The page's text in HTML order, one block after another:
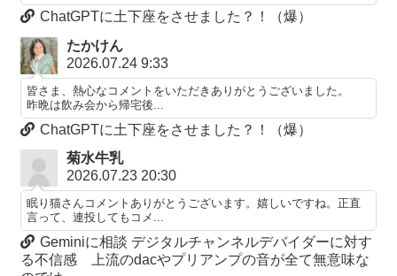
ChatGPTに土下座をさせました？！（爆）
たかけん
2026.07.24 9:33
皆さま、熱心なコメントをいただきありがとうございました。
昨晩は飲み会から帰宅後...
ChatGPTに土下座をさせました？！（爆）
菊水牛乳
2026.07.23 20:30
眠り猫さんコメントありがとうございます。嬉しいですね。正直
言って、連投してもコメ...
Geminiに相談 デジタルチャンネルデバイダーに対す
る不信感 上流のdacやプリアンプの音が全て無意味な